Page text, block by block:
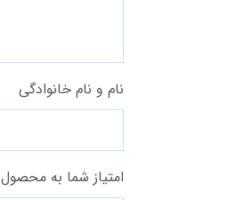
نام و نام خانوادگی
امتیاز شما به محصول